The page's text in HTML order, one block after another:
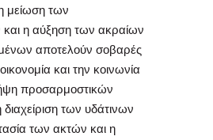
μείωση των
η αύξηση των ακραίων
αποτελούν σοβαρές
και την κοινωνία
προσαρμοστικών
των υδάτινων
των ακτών και η